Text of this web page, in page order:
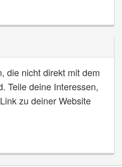
die nicht direkt mit dem
Teile deine Interessen,
zu deiner Website